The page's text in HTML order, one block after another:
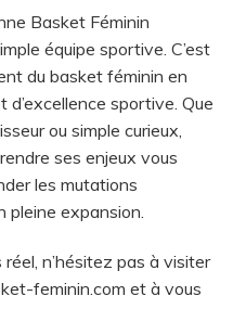
Basket Féminin
équipe sportive. C’est
du basket féminin en
d’excellence sportive. Que
ou simple curieux,
ses enjeux vous
les mutations
pleine expansion.
n’hésitez pas à visiter
feminin.com et à vous